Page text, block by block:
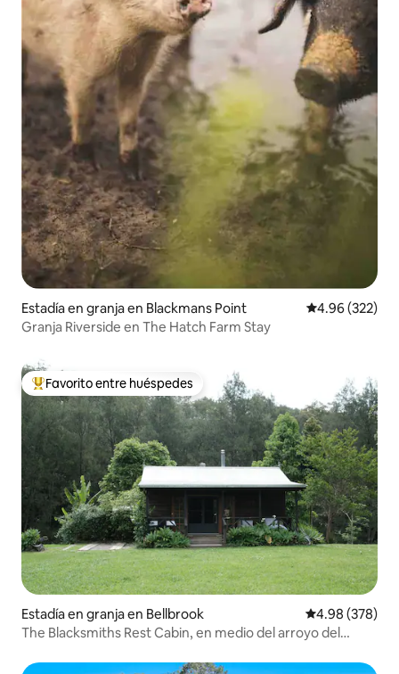
Estadía en granja en Blackmans Point Calificación
4.96 (322)
Granja Riverside en The Hatch Farm Stay
Favorito entre huéspedes preferido
Favorito entre huéspedes
Estadía en granja en Bellbrook Calificación
4.98 (378)
The Blacksmiths Rest Cabin, en medio del arroyo del